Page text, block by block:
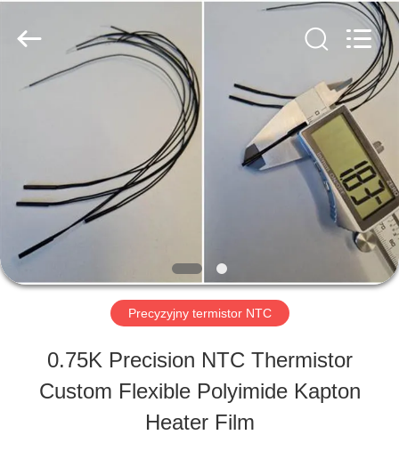
PRODUKTY
NAS
WYCIECZKA
FABRYCE
Automotive
Electronic
Precyzyjny termistor NTC
0.75K Precision NTC Thermistor
Custom Flexible Polyimide Kapton
Heater Film